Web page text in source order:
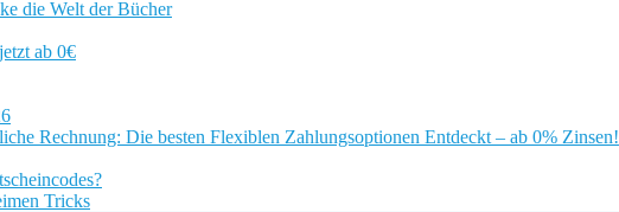
die Welt der Bücher
ab 0€
Rechnung: Die besten Flexiblen Zahlungsoptionen Entdeckt – ab 0% Zinsen!
Tricks